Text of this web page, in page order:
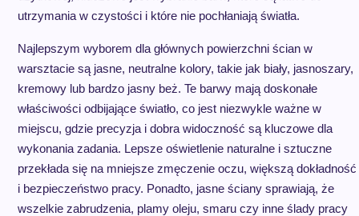
utrzymania w czystości i które nie pochłaniają światła.
Najlepszym wyborem dla głównych powierzchni ścian w
warsztacie są jasne, neutralne kolory, takie jak biały, jasnoszary,
kremowy lub bardzo jasny beż. Te barwy mają doskonałe
właściwości odbijające światło, co jest niezwykle ważne w
miejscu, gdzie precyzja i dobra widoczność są kluczowe dla
wykonania zadania. Lepsze oświetlenie naturalne i sztuczne
przekłada się na mniejsze zmęczenie oczu, większą dokładność
i bezpieczeństwo pracy. Ponadto, jasne ściany sprawiają, że
wszelkie zabrudzenia, plamy oleju, smaru czy inne ślady pracy